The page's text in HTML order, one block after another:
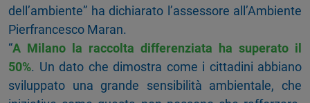
dell’ambiente” ha dichiarato l’assessore all’Ambiente
Pierfrancesco Maran.
“A Milano la raccolta differenziata ha superato il
50%. Un dato che dimostra come i cittadini abbiano
sviluppato una grande sensibilità ambientale, che